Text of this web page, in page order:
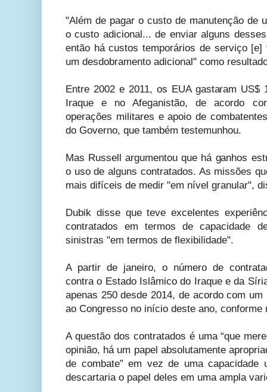
"Além de pagar o custo de manutenção de
o custo adicional... de enviar alguns
então há custos temporários de serviço
um desdobramento adicional" como
Entre 2002 e 2011, os EUA gastaram US$
Iraque e no Afeganistão, de acordo
operações militares e apoio de
do Governo, que também testemunhou.
Mas Russell argumentou que há ganhos
o uso de alguns contratados. As missões
mais difíceis de medir "em nível granular",
Dubik disse que teve excelentes
contratados em termos de capacidade
sinistras "em termos de flexibilidade".
A partir de janeiro, o número de
contra o Estado Islâmico do Iraque e da
apenas 250 desde 2014, de acordo com
ao Congresso no início deste ano,
A questão dos contratados é uma “que
opinião, há um papel absolutamente
de combate” em vez de uma capacidade
descartaria o papel deles em uma ampla